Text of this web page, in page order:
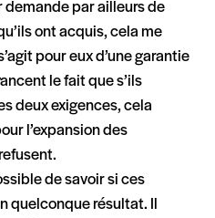
par ailleurs de
ont acquis, cela me
pour eux d’une garantie
le fait que s’ils
deux exigences, cela
l’expansion des
de savoir si ces
quelconque résultat. Il